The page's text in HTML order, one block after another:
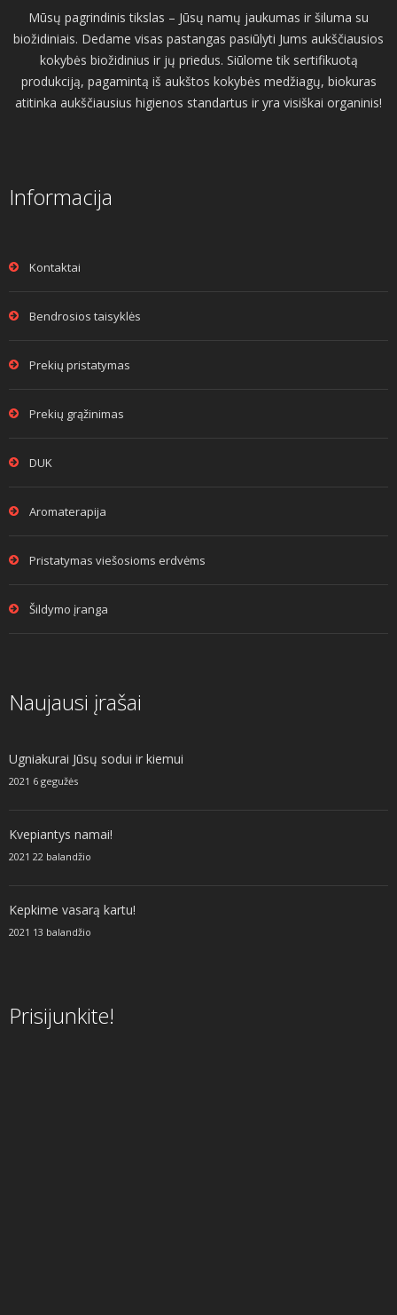
Mūsų pagrindinis tikslas – Jūsų namų jaukumas ir šiluma su
biožidiniais. Dedame visas pastangas pasiūlyti Jums aukščiausios
kokybės biožidinius ir jų priedus. Siūlome tik sertifikuotą
produkciją, pagamintą iš aukštos kokybės medžiagų, biokuras
atitinka aukščiausius higienos standartus ir yra visiškai organinis!
Informacija
Kontaktai
Bendrosios taisyklės
Prekių pristatymas
Prekių grąžinimas
DUK
Aromaterapija
Pristatymas viešosioms erdvėms
Šildymo įranga
Naujausi įrašai
Ugniakurai Jūsų sodui ir kiemui
2021 6 gegužės
Kvepiantys namai!
2021 22 balandžio
Kepkime vasarą kartu!
2021 13 balandžio
Prisijunkite!